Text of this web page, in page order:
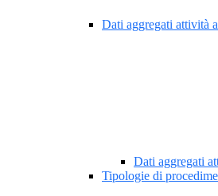
Dati aggregati attività
Dati aggregati
Tipologie di